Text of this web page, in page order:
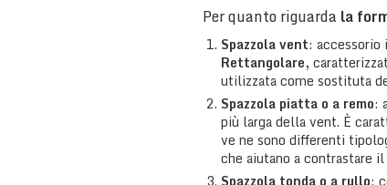
Per quanto riguarda la
Spazzola vent: accessorio
Rettangolare,
utilizzata come sostituta
Spazzola piatta o a remo:
più larga della vent. È
ve ne sono differenti
che aiutano a contrastare